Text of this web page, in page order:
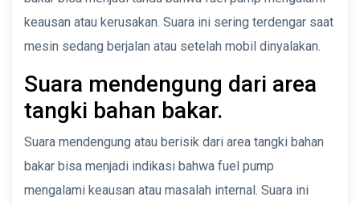
keausan atau kerusakan. Suara ini sering terdengar saat
mesin sedang berjalan atau setelah mobil dinyalakan.
Suara mendengung dari area
tangki bahan bakar.
Suara mendengung atau berisik dari area tangki bahan
bakar bisa menjadi indikasi bahwa fuel pump
mengalami keausan atau masalah internal. Suara ini